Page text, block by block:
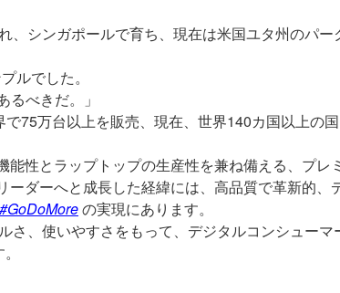
、シンガポールで育ち、現在は米国ユタ州のパー
ルでした。
べきだ。」
で75万台以上を販売、現在、世界140カ国以上の
性とラップトップの生産性を兼ね備える、プレ
ーダーへと成長した経緯には、高品質で革新的、
#GoDoMoreの実現にあります。
さ、使いやすさをもって、デジタルコンシューマ